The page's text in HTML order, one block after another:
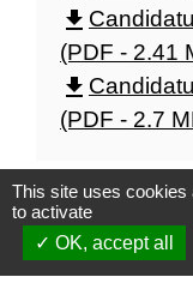
file_download
(PDF - 2.41
file_download
(PDF - 2.7
This site uses cookies
to activate
OK, accept all